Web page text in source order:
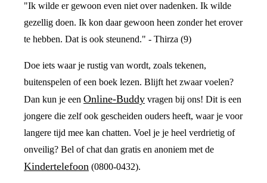
"Ik wilde er gewoon even niet over nadenken. Ik wilde
gezellig doen. Ik kon daar gewoon heen zonder het erover
te hebben. Dat is ook steunend." - Thirza (9)
Doe iets waar je rustig van wordt, zoals tekenen,
buitenspelen of een boek lezen. Blijft het zwaar voelen?
Dan kun je een Online-Buddy vragen bij ons! Dit is een
jongere die zelf ook gescheiden ouders heeft, waar je voor
langere tijd mee kan chatten. Voel je je heel verdrietig of
onveilig? Bel of chat dan gratis en anoniem met de
Kindertelefoon (0800-0432).